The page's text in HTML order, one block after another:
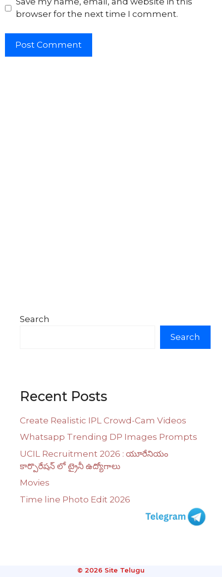
browser for the next time I comment.
Search
Search
Recent Posts
Create Realistic IPL Crowd-Cam Videos
Whatsapp Trending DP Images Prompts
UCIL Recruitment 2026 : యూరేనియం
కార్పొరేషన్ లో ట్రైనీ ఉద్యోగాలు
Movies
Time line Photo Edit 2026
© 2026 Site Telugu